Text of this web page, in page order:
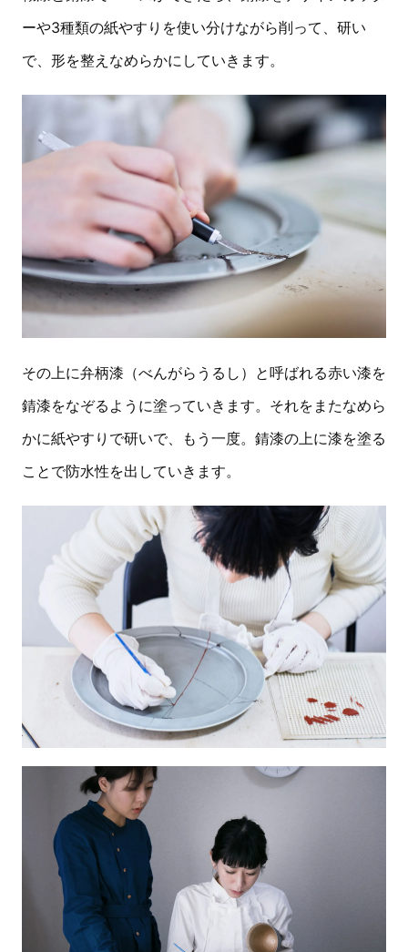
ーや3種類の紙やすりを使い分けながら削って、研い
で、形を整えなめらかにしていきます。
その上に弁柄漆（べんがらうるし）と呼ばれる赤い漆を
錆漆をなぞるように塗っていきます。それをまたなめら
かに紙やすりで研いで、もう一度。錆漆の上に漆を塗る
ことで防水性を出していきます。